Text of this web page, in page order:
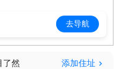
去导航
了然 添加住址